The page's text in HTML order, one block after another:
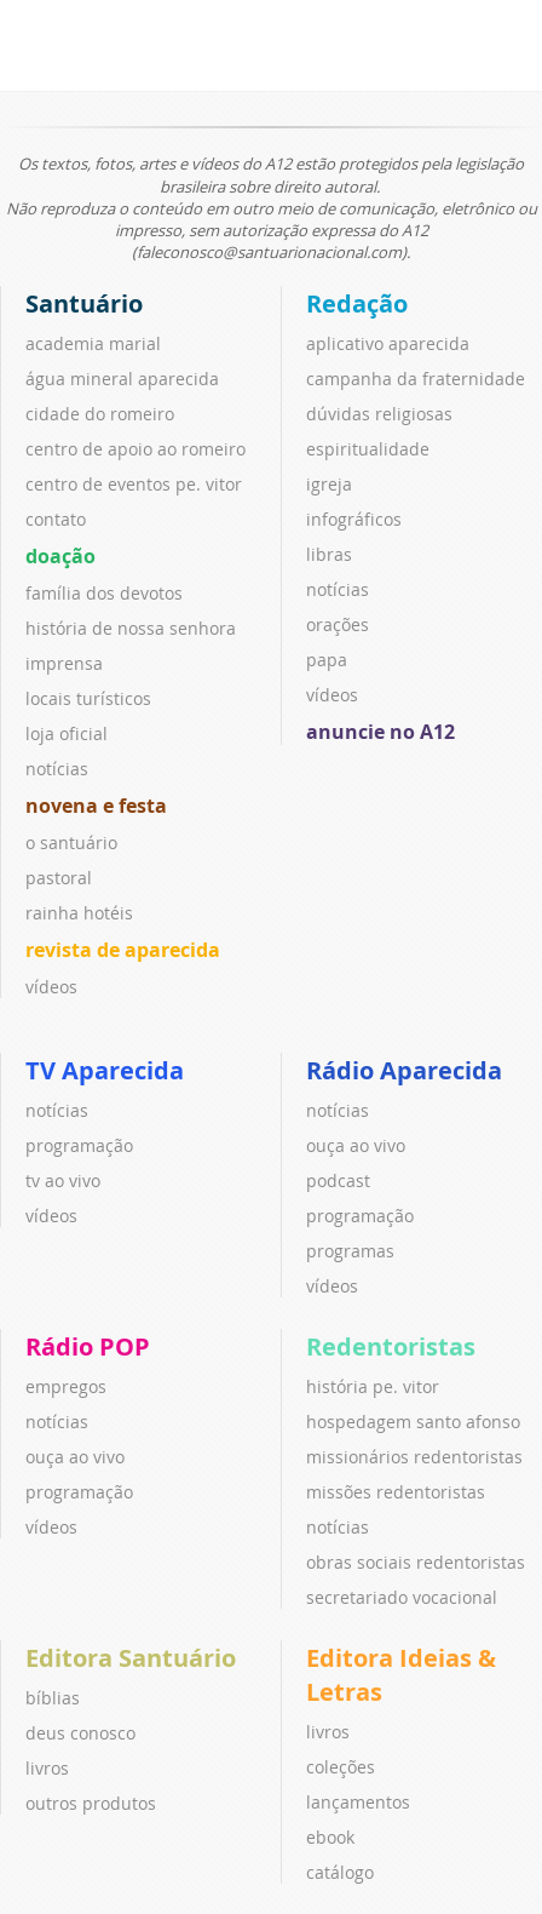
Os textos, fotos, artes e vídeos do A12 estão protegidos pela legislação
brasileira sobre direito autoral.
Não reproduza o conteúdo em outro meio de comunicação, eletrônico ou
impresso, sem autorização expressa do A12
(faleconosco@santuarionacional.com).
Santuário
academia marial
água mineral aparecida
cidade do romeiro
centro de apoio ao romeiro
centro de eventos pe. vitor
contato
doação
família dos devotos
história de nossa senhora
imprensa
locais turísticos
loja oficial
notícias
novena e festa
o santuário
pastoral
rainha hotéis
revista de aparecida
vídeos
Redação
aplicativo aparecida
campanha da fraternidade
dúvidas religiosas
espiritualidade
igreja
infográficos
libras
notícias
orações
papa
vídeos
anuncie no A12
TV Aparecida
notícias
programação
tv ao vivo
vídeos
Rádio Aparecida
notícias
ouça ao vivo
podcast
programação
programas
vídeos
Rádio POP
empregos
notícias
ouça ao vivo
programação
vídeos
Redentoristas
história pe. vitor
hospedagem santo afonso
missionários redentoristas
missões redentoristas
notícias
obras sociais redentoristas
secretariado vocacional
Editora Santuário
bíblias
deus conosco
livros
outros produtos
Editora Ideias &
Letras
livros
coleções
lançamentos
ebook
catálogo